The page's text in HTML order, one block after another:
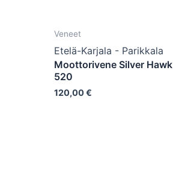
Veneet
Etelä-Karjala - Parikkala
Moottorivene Silver Hawk
520
120,00€